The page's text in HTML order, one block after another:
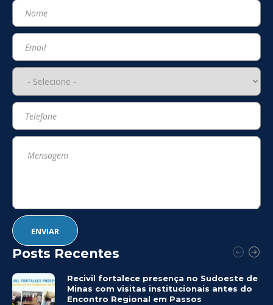
Posts Recentes
Recivil fortalece presença no Sudoeste de
Minas com visitas institucionais antes do
Encontro Regional em Passos